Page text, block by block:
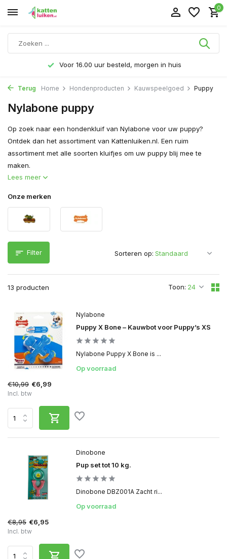
0
Gratis verzending v.a. € 40,- (Alleen Nederland)
Terug Home Hondenproducten Kauwspeelgoed Puppy
Nylabone puppy
Op zoek naar een hondenkluif van Nylabone voor uw puppy?
Ontdek dan het assortiment van Kattenluiken.nl. Een ruim
assortiment met alle soorten kluifjes om uw puppy blij mee te
maken.
Lees meer
Onze merken
Filter
13 producten Toon:
Sorteren op:
Dinobone
Pup set tot 10 kg.
Dinobone DBZ001A Zacht ri...
Op voorraad
€8,95 €6,95
Incl. btw
Nylabone
Puppy X Bone – Kauwbot voor Puppy’s XS
Nylabone Puppy X Bone is ...
Op voorraad
€10,99 €6,99
Incl. btw